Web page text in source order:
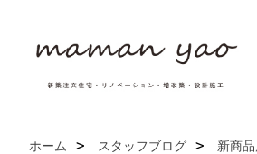
ホーム スタッフブログ 新商